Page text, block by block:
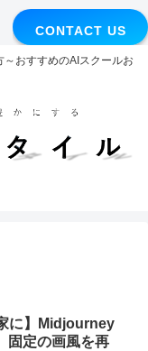
CONTACT US
おすすめのAIスクールお
に】Midjourney
固定の画風を再